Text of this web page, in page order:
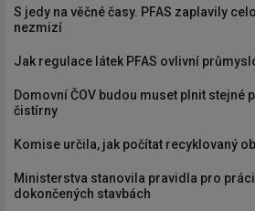
S jedy na věčné časy. PFAS zaplavily
nezmizí
Jak regulace látek PFAS ovlivní
Domovní ČOV budou muset plnit stejné
čistírny
Komise určila, jak počítat recyklovaný
Ministerstva stanovila pravidla pro
dokončených stavbách